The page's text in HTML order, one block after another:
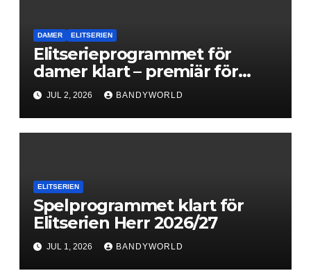
DAMER ELITSERIEN
Elitserieprogrammet för
damer klart – premiär för
Next Level
JUL 2, 2026 BANDYWORLD
ELITSERIEN
Spelprogrammet klart för
Elitserien Herr 2026/27
JUL 1, 2026 BANDYWORLD